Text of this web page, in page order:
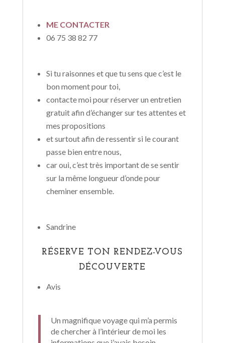
ME CONTACTER
06 75 38 82 77
Si tu raisonnes et que tu sens que c’est le
bon moment pour toi,
contacte moi pour réserver un entretien
gratuit afin d’échanger sur tes attentes et
mes propositions
et surtout afin de ressentir si le courant
passe bien entre nous,
car oui, c’est très important de se sentir
sur la même longueur d’onde pour
cheminer ensemble.
Sandrine
RÉSERVE TON RENDEZ-VOUS
DÉCOUVERTE
Avis
Un magnifique voyage qui m’a permis
de chercher à l’intérieur de moi les